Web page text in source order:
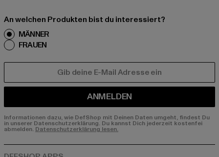
An welchen Produkten bist du interessiert?
MÄNNER
FRAUEN
ANMELDEN
Informationen dazu, wie DefShop mit Deinen Daten umgeht, findest Du
in unserer Datenschutzerklärung. Du kannst Dich jederzeit kostenfei
abmelden. Datenschutzerklärung lesen.